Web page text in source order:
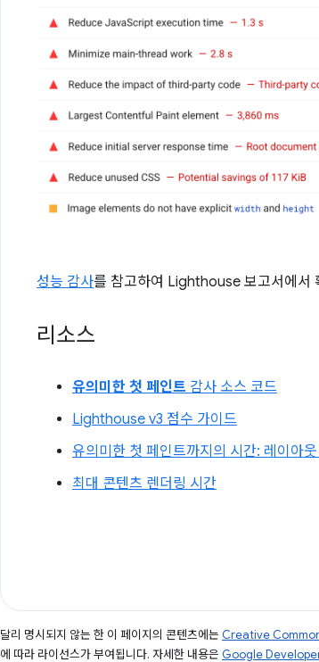
성능 감사를 참고하여 Lighthouse 보고서에서
리소스
유의미한 첫 페인트 감사 소스 코드
Lighthouse v3 점수 가이드
유의미한 첫 페인트까지의 시간: 레이아
최대 콘텐츠 렌더링 시간
달리 명시되지 않는 한 이 페이지의 콘텐츠에는 Creative
에 따라 라이선스가 부여됩니다. 자세한 내용은 Google